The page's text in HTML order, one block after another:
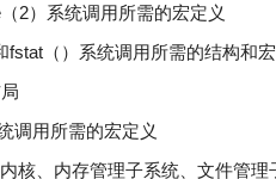
2）系统调用所需的宏定义
fstat（）系统调用所需的结构和宏
调用所需的宏定义
核、内存管理子系统、文件管理